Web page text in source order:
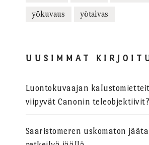
yökuvaus yötaivas
UUSIMMAT
Luontokuvaajan
viipyvät Canonin teleobjektiivit?
Saaristomeren uskomaton